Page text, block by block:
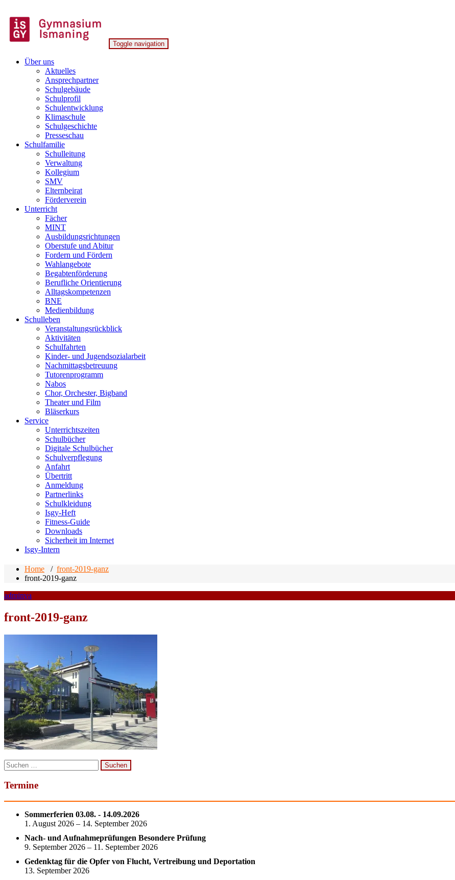
to
content
Gymnasium Ismaning
Toggle navigation
Über uns
Aktuelles
Ansprechpartner
Schulgebäude
Schulprofil
Schulentwicklung
Klimaschule
Schulgeschichte
Presseschau
Schulfamilie
Schulleitung
Verwaltung
Kollegium
SMV
Elternbeirat
Förderverein
Unterricht
Fächer
MINT
Ausbildungsrichtungen
Oberstufe und Abitur
Fordern und Fördern
Wahlangebote
Begabtenförderung
Berufliche Orientierung
Alltagskompetenzen
BNE
Medienbildung
Schulleben
Veranstaltungsrückblick
Aktivitäten
Schulfahrten
Kinder- und Jugendsozialarbeit
Nachmittagsbetreuung
Tutorenprogramm
Nabos
Chor, Orchester, Bigband
Theater und Film
Bläserkurs
Service
Unterrichtszeiten
Schulbücher
Digitale Schulbücher
Schulverpflegung
Anfahrt
Übertritt
Anmeldung
Partnerlinks
Schulkleidung
Isgy-Heft
Fitness-Guide
Downloads
Sicherheit im Internet
Isgy-Intern
Home / front-2019-ganz
front-2019-ganz
adminva
front-2019-ganz
Suchen
nach:
Termine
Sommerferien 03.08. - 14.09.2026
1. August 2026 – 14. September 2026
Nach- und Aufnahmeprüfungen Besondere Prüfung
9. September 2026 – 11. September 2026
Gedenktag für die Opfer von Flucht, Vertreibung und Deportation
13. September 2026